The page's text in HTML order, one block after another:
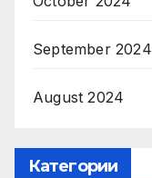
September 2024
August 2024
Категории